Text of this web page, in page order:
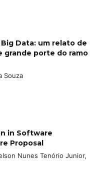
Data: um relato de
grande porte do ramo
Souza
in Software
Proposal
Nunes Tenório Junior,